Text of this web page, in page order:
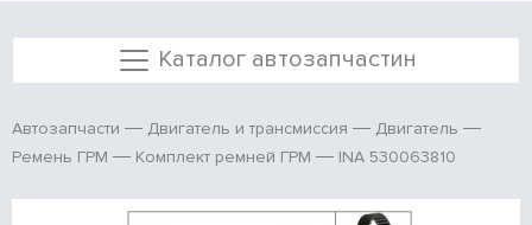
Каталог автозапчастин
Автозапчасти Двигатель и трансмиссия
Двигатель
Ремень ГРМ
Комплект ремней ГРМ INA 530063810